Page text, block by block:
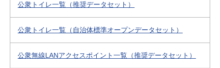
公衆トイレ一覧（推奨データセット）
公衆トイレ一覧（自治体標準オープンデータセット）
公衆無線LANアクセスポイント一覧（推奨データセット）